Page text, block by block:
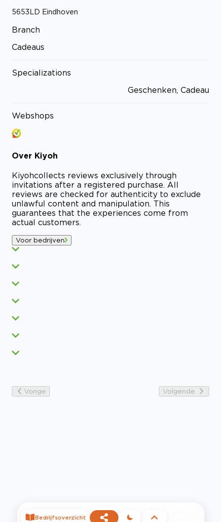
5653LD Eindhoven
Branch
Cadeaus
Specializations
Geschenken, Cadeau
Webshops
Over Kiyoh
Kiyohcollects reviews exclusively through
invitations after a registered purchase. All
reviews are checked for authenticity to exclude
unlawful content and manipulation. This
guarantees that the experiences come from
actual customers.
Voor bedrijven
Vorige Volgende
Bedrijfsoverzicht